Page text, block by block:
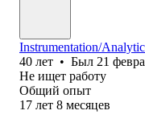
Instrumentation/
40 лет • Был 21
Не ищет работу
Общий опыт
17 лет 8 месяцев